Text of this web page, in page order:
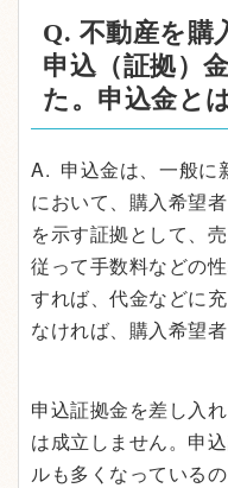
Q. 不動産を購
申込（証拠）
た。申込金と
A. 申込金は、一般に
において、購入希望
を示す証拠として、
従って手数料などの
すれば、代金などに
なければ、購入希望
申込証拠金を差し入
は成立しません。申
ルも多くなっている